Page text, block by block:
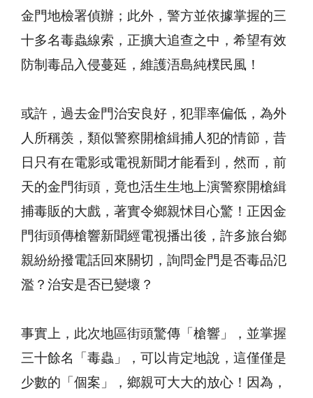
金門地檢署偵辦；此外，警方並依據掌握的三
十多名毒蟲線索，正擴大追查之中，希望有效
防制毒品入侵蔓延，維護浯島純樸民風！
或許，過去金門治安良好，犯罪率偏低，為外
人所稱羡，類似警察開槍緝捕人犯的情節，昔
日只有在電影或電視新聞才能看到，然而，前
天的金門街頭，竟也活生生地上演警察開槍緝
捕毒販的大戲，著實令鄉親怵目心驚！正因金
門街頭傳槍響新聞經電視播出後，許多旅台鄉
親紛紛撥電話回來關切，詢問金門是否毒品氾
濫？治安是否已變壞？
事實上，此次地區街頭驚傳「槍響」，並掌握
三十餘名「毒蟲」，可以肯定地說，這僅僅是
少數的「個案」，鄉親可大大的放心！因為，